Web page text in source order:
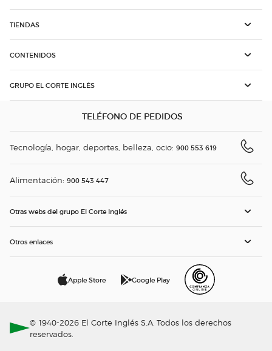
TIENDAS
CONTENIDOS
GRUPO EL CORTE INGLÉS
TELÉFONO DE PEDIDOS
Tecnología, hogar, deportes, belleza, ocio: 900 553 619
Alimentación: 900 543 447
Otras webs del grupo El Corte Inglés
Otros enlaces
Apple Store Google Play
© 1940-2026 El Corte Inglés S.A. Todos los derechos
reservados.